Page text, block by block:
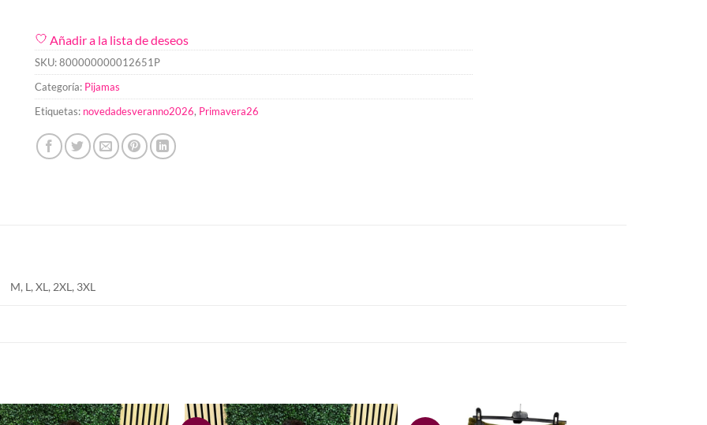
Añadir a la lista de deseos
SKU:800000000012651P
Categoría: Pijamas
Etiquetas: novedadesveranno2026, Primavera26
M, L, XL, 2XL, 3XL